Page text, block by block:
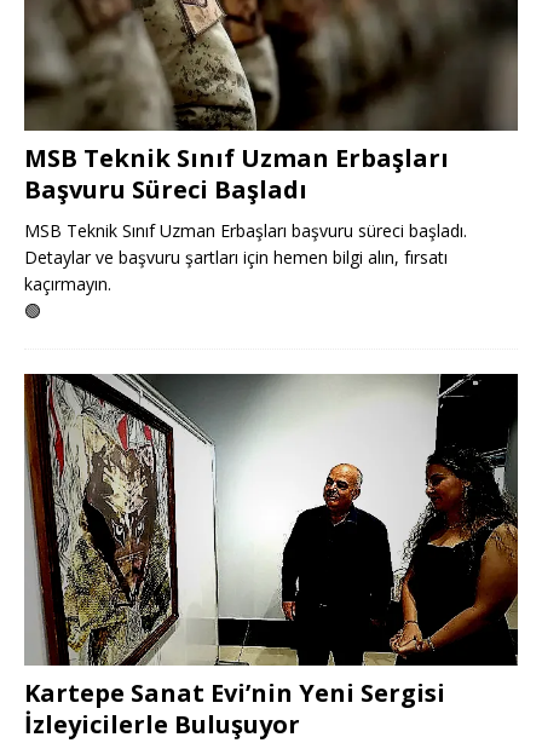
MSB Teknik Sınıf Uzman Erbaşları
Başvuru Süreci Başladı
MSB Teknik Sınıf Uzman Erbaşları başvuru süreci başladı.
Detaylar ve başvuru şartları için hemen bilgi alın, fırsatı
kaçırmayın.
🟢
Kartepe Sanat Evi’nin Yeni Sergisi
İzleyicilerle Buluşuyor